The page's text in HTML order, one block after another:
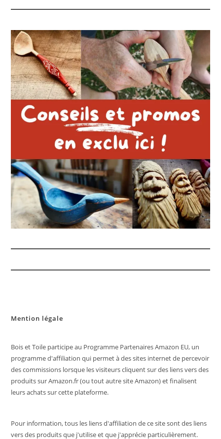
Mention légale
Bois et Toile participe au Programme Partenaires Amazon EU, un
programme d'affiliation qui permet à des sites internet de percevoir
des commissions lorsque les visiteurs cliquent sur des liens vers des
produits sur Amazon.fr (ou tout autre site Amazon) et finalisent
leurs achats sur cette plateforme.
Pour information, tous les liens d'affiliation de ce site sont des liens
vers des produits que j'utilise et que j'apprécie particulièrement.